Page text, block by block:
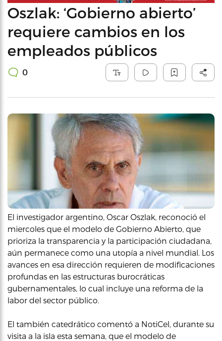
Oszlak: ‘Gobierno abierto’
requiere cambios en los
empleados públicos
0
El investigador argentino, Oscar Oszlak, reconoció el
miercoles que el modelo de Gobierno Abierto, que
prioriza la transparencia y la participación ciudadana,
aún permanece como una utopía a nivel mundial. Los
avances en esa dirección requieren de modificaciones
profundas en las estructuras burocráticas
gubernamentales, lo cual incluye una reforma de la
labor del sector público.
El también catedrático comentó a NotiCel, durante su
visita a la isla esta semana, que el modelo de